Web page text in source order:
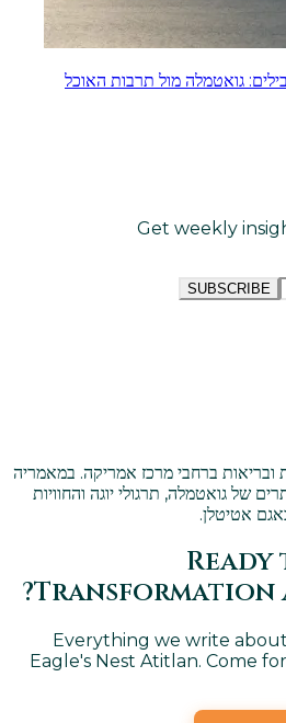
המובילים: גואטמלה מול תרבות האוכל
Get weekly
SUBSCRIBE
ובריאות ברחבי מרכז אמריקה. במאמריה
של גואטמלה, תרגולי יוגה והחוויות
אטיטלן.
Transformation
Everything we write
Eagle's Nest Atitlan. Come